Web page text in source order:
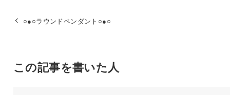
○●○ラウンドペンダント○●○
この記事を書いた人